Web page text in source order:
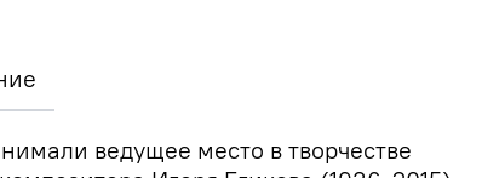
ведущее место в творчестве